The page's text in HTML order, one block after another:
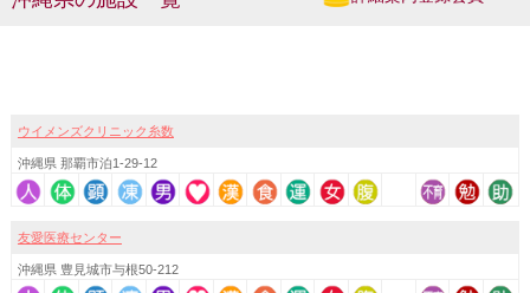
ウイメンズクリニック糸数
沖縄県 那覇市泊1-29-12
友愛医療センター
沖縄県 豊見城市与根50-212